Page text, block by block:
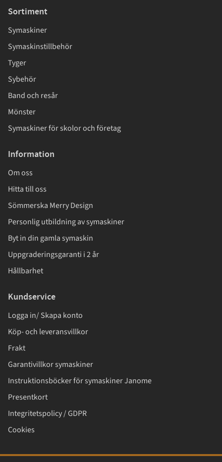
Sortiment
Symaskiner
Symaskinstillbehör
Tyger
Sybehör
Band och resår
Mönster
Symaskiner för skolor och företag
Information
Om oss
Hitta till oss
Sömmerska Merry Design
Personlig utbildning av symaskiner
Byt in din gamla symaskin
Uppgraderingsgaranti i 2 år
Hållbarhet
Kundservice
Logga in/ Skapa konto
Köp- och leveransvillkor
Frakt
Garantivillkor symaskiner
Instruktionsböcker för symaskiner Janome
Presentkort
Integritetspolicy / GDPR
Cookies